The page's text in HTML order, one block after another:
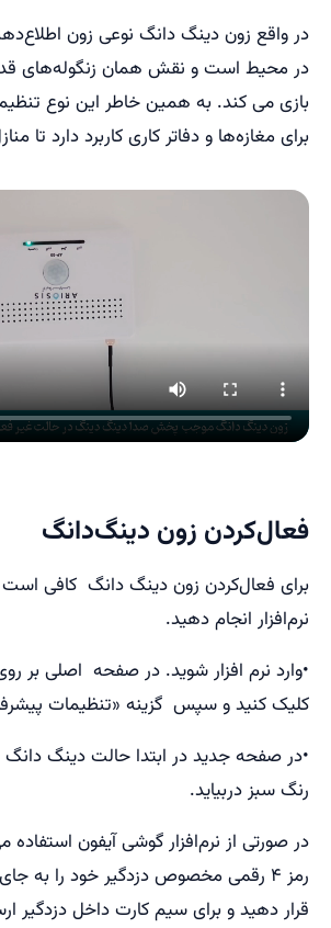
در واقع زون دینگ دانگ نوعی زون
در محیط است و نقش همان زنگوله‌های
بازی می کند. به همین خاطر این نوع
برای مغازه‌ها و دفاتر کاری کاربرد دارد تا
فعال‌کردن زون دینگ‌دانگ
برای فعال‌کردن زون دینگ دانگ کافی است
نرم‌افزار انجام دهید.
•وارد نرم افزار شوید. در صفحه اصلی بر
کلیک کنید و سپس گزینه «تنظیمات
•در صفحه جدید در ابتدا حالت دینگ دانگ
رنگ سبز دربیاید.
در صورتی از نرم‌افزار گوشی آیفون استفاده
قرار دهید و برای سیم کارت داخل دزدگیر